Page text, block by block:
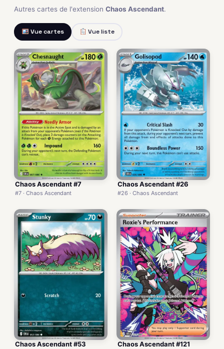
Autres cartes de l'extension Chaos Ascendant.
Vue cartes Vue liste
Chaos Ascendant #7
#7 · Chaos Ascendant
Chaos Ascendant #26
#26 · Chaos Ascendant
Chaos Ascendant #53 Chaos Ascendant #121